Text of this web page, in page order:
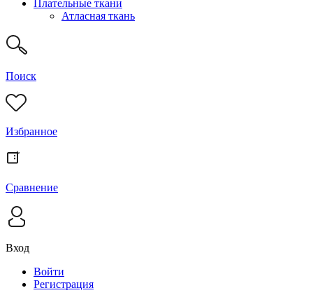
Плательные ткани
Атласная ткань
Поиск
Избранное
Сравнение
Вход
Войти
Регистрация